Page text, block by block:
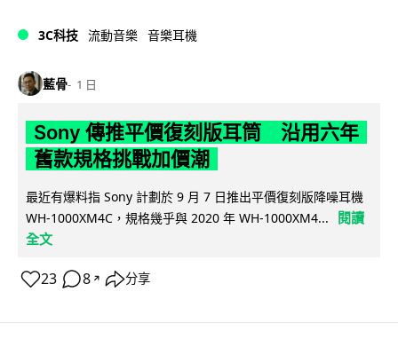
3C科技 流動音樂 音樂耳機
藍骨 1 日
Sony 傳推平價復刻版耳筒 沿用六年
舊款規格挑戰加價潮
最近有爆料指 Sony 計劃於 9 月 7 日推出平價復刻版降噪耳機
WH-1000XM4C，規格幾乎與 2020 年 WH-1000XM4...
閱讀
全文
23 8 ↗ 分享